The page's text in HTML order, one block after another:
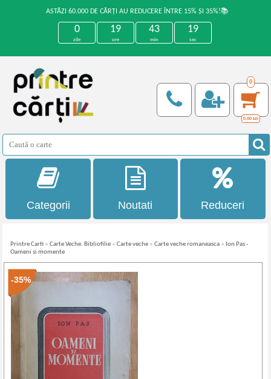
ASTĂZI 60.000 DE CĂRȚI AU REDUCERE ÎNTRE 15% ȘI 35%!📚
0
zile
19
ore
43
min
19
sec
0
0,00 Lei
Categorii Noutati Reduceri
Printre Carti »Carte Veche. Bibliofilie »Carte veche »Carte veche romaneasca » Ion Pas -
Oameni si momente
-35%